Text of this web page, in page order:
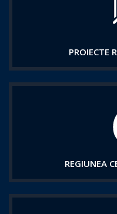
PROIECTE
REGIUNEA